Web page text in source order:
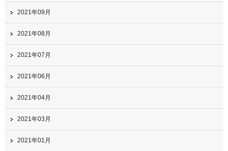
2021年09月
2021年08月
2021年07月
2021年06月
2021年04月
2021年03月
2021年01月